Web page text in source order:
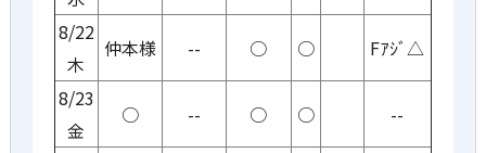
8/22
木
仲本様 -- ○ ○
Fｱｼﾞ△
8/23
金
○ -- ○ ○
--